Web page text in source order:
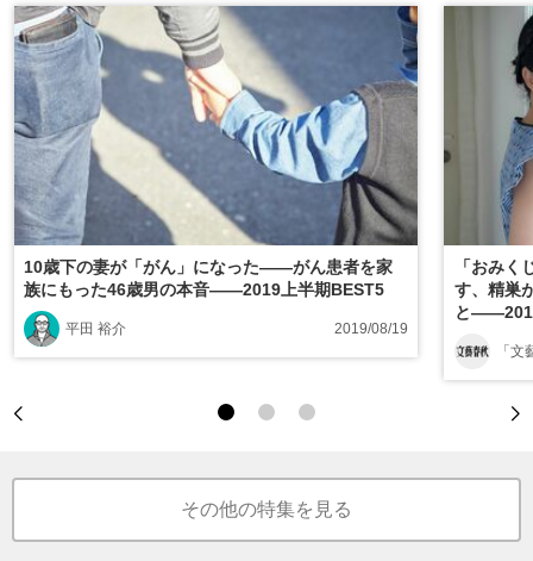
10歳下の妻が「がん」になった――がん患者を家
族にもった46歳男の本音――2019上半期BEST5
平田 裕介 2019/08/19
「おみ
す、精巣
と
「
その他の特集を見る